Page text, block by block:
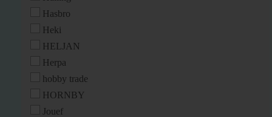
Hasbro
Heki
HELJAN
Herpa
hobby trade
HORNBY
Jouef